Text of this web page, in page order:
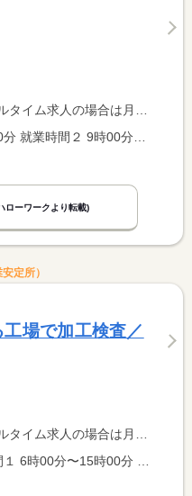
パート求人の場合は時間額を表示しています。
ローワークより転載)
定所）
工場で加工検査／
パート求人の場合は時間額を表示しています。